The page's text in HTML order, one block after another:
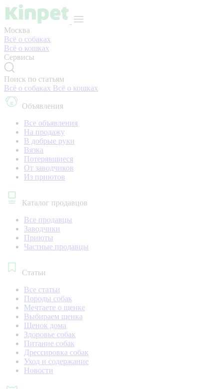
Москва
Всё о собаках
Всё о кошках
Сервисы
Поиск по статьям
Всё о собаках Всё о кошках
Объявления
Все объявления
На продажу
В добрые руки
Вязка
Потерявшиеся
От заводчиков
Из приютов
Каталог продавцов
Все продавцы
Заводчики
Приюты
Частные продавцы
Статьи
Все статьи
Породы собак
Мечтаете о щенке
Выбираем щенка
Щенок дома
Здоровье собак
Питание собак
Дрессировка собак
Уход и содержание
Новости